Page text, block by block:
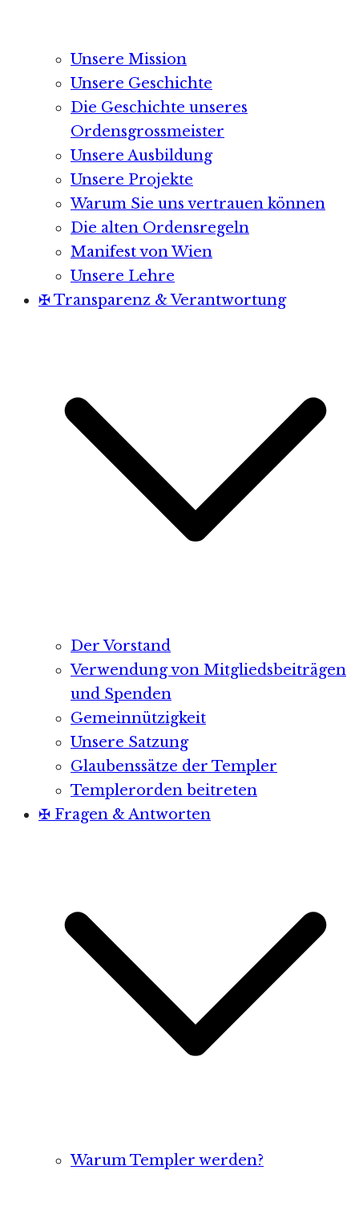
Unsere Mission
Unsere Geschichte
Die Geschichte unseres
Ordensgrossmeister
Unsere Ausbildung
Unsere Projekte
Warum Sie uns vertrauen können
Die alten Ordensregeln
Manifest von Wien
Unsere Lehre
✠ Transparenz & Verantwortung
Der Vorstand
Verwendung von Mitgliedsbeiträgen
und Spenden
Gemeinnützigkeit
Unsere Satzung
Glaubenssätze der Templer
Templerorden beitreten
✠ Fragen & Antworten
Warum Templer werden?